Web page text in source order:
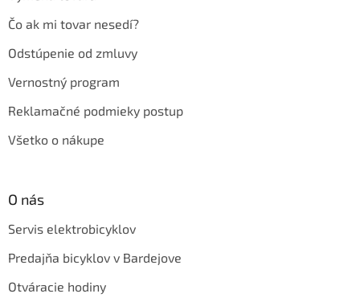
Čo ak mi tovar nesedí?
Odstúpenie od zmluvy
Vernostný program
Reklamačné podmieky postup
Všetko o nákupe
O nás
Servis elektrobicyklov
Predajňa bicyklov v Bardejove
Otváracie hodiny